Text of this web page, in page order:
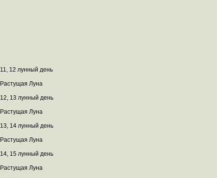
11, 12 лунный день
Растущая Луна
12, 13 лунный день
Растущая Луна
13, 14 лунный день
Растущая Луна
14, 15 лунный день
Растущая Луна